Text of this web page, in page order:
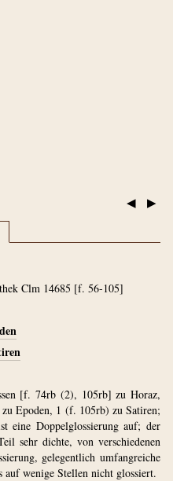
◀ ▶
Clm 14685 [f. 56-105]
[f. 74rb (2), 105rb] zu Horaz,
Epoden, 1 (f. 105rb) zu Satiren;
eine Doppelglossierung auf; der
sehr dichte, von verschiedenen
gelegentlich umfangreiche
wenige Stellen nicht glossiert.